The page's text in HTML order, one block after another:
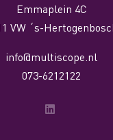
dan 50
U kunt contact
een compleet
Emmaplein 4C
VW ´s-
info@multiscope.nl
073-6212122